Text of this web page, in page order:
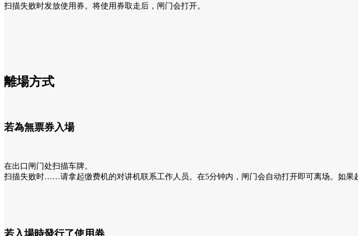
扫描失败时发放使用券。将使用券取走后，闸门会打开。
離場方式
若為無票券入場
在出口闸门处扫描车牌。
扫描失败时……请拿起缴费机的对讲机联系工作人员。在5分钟内，闸门会自动打开即可离场。如果
若入場時發行了使用券